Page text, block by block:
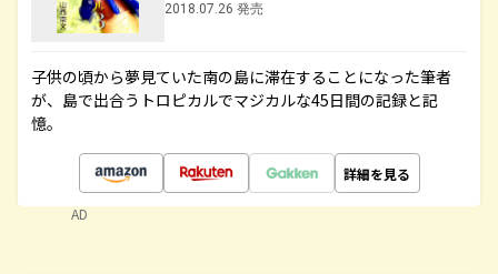
2018.07.26 発売
子供の頃から夢見ていた南の島に滞在することになった筆者
が、島で出合うトロピカルでマジカルな45日間の記録と記
憶。
詳細を見る
AD